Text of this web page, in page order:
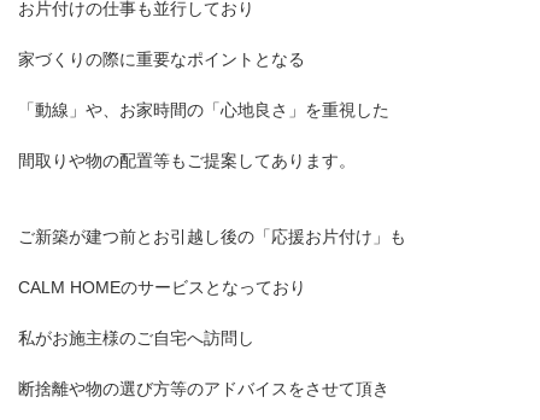
お片付けの仕事も並行しており
家づくりの際に重要なポイントとなる
「動線」や、お家時間の「心地良さ」を重視した
間取りや物の配置等もご提案してあります。
ご新築が建つ前とお引越し後の「応援お片付け」も
CALM HOMEのサービスとなっており
私がお施主様のご自宅へ訪問し
断捨離や物の選び方等のアドバイスをさせて頂き